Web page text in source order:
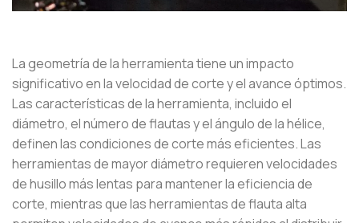
La geometría de la herramienta tiene un impacto
significativo en la velocidad de corte y el avance óptimos.
Las características de la herramienta, incluido el
diámetro, el número de flautas y el ángulo de la hélice,
definen las condiciones de corte más eficientes. Las
herramientas de mayor diámetro requieren velocidades
de husillo más lentas para mantener la eficiencia de
corte, mientras que las herramientas de flauta alta